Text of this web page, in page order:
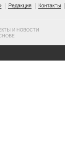
Редакция Контакты
И НОВОСТИ